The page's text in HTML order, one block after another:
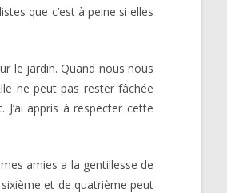
que c’est à peine si elles
le jardin. Quand nous nous
ne peut pas rester fâchée
appris à respecter cette
amies a la gentillesse de
et de quatrième peut